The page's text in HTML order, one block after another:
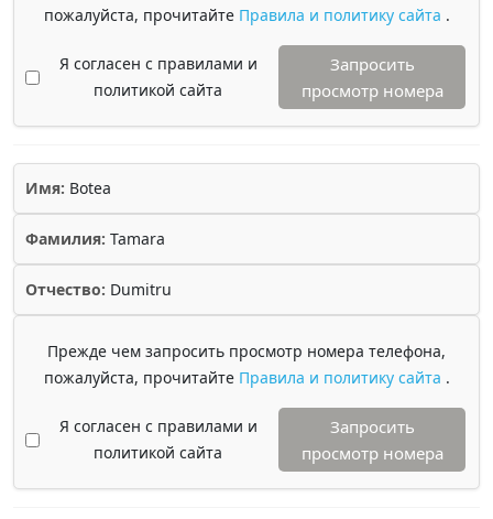
пожалуйста, прочитайте Правила и политику сайта .
Я согласен с правилами и
политикой сайта
Запросить
просмотр номера
Имя: Botea
Фамилия: Tamara
Отчество: Dumitru
Прежде чем запросить просмотр номера телефона,
пожалуйста, прочитайте Правила и политику сайта .
Я согласен с правилами и
политикой сайта
Запросить
просмотр номера